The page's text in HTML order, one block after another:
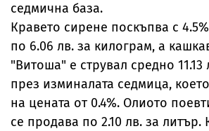
седмична база.
Кравето сирене поскъпва с
по 6.06 лв. за килограм, а
"Витоша" е струвал средно 11.13
през изминалата седмица,
на цената от 0.4%. Олиото
се продава по 2.10 лв. за литър.